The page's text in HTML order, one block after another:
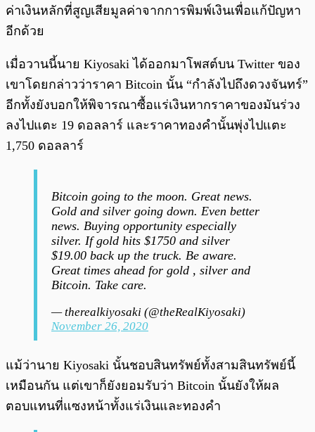
ค่าเงินหลักที่สูญเสียมูลค่าจากการพิมพ์เงินเพื่อแก้ปัญหา
อีกด้วย
เมื่อวานนี้นาย Kiyosaki ได้ออกมาโพสต์บน Twitter ของ
เขาโดยกล่าวว่าราคา Bitcoin นั้น “กำลังไปถึงดวงจันทร์”
อีกทั้งยังบอกให้พิจารณาซื้อแร่เงินหากราคาของมันร่วง
ลงไปแตะ 19 ดอลลาร์ และราคาทองคำนั้นพุ่งไปแตะ
1,750 ดอลลาร์
Bitcoin going to the moon. Great news.
Gold and silver going down. Even better
news. Buying opportunity especially
silver. If gold hits $1750 and silver
$19.00 back up the truck. Be aware.
Great times ahead for gold , silver and
Bitcoin. Take care.
— therealkiyosaki (@theRealKiyosaki)
November 26, 2020
แม้ว่านาย Kiyosaki นั้นชอบสินทรัพย์ทั้งสามสินทรัพย์นี้
เหมือนกัน แต่เขาก็ยังยอมรับว่า Bitcoin นั้นยังให้ผล
ตอบแทนที่แซงหน้าทั้งแร่เงินและทองคำ